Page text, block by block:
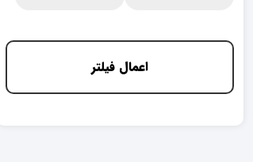
اعمال فیلتر